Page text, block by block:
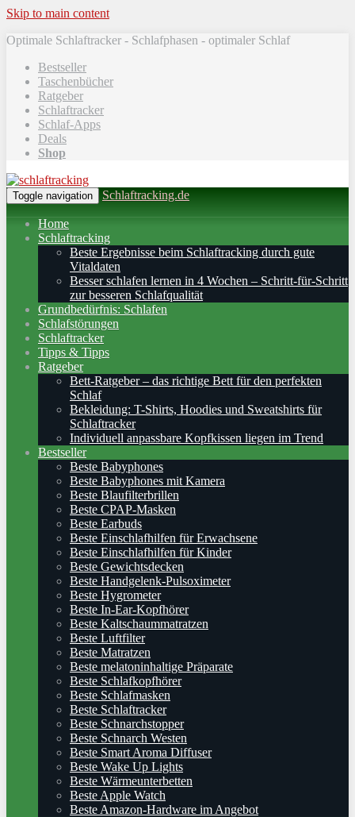
Skip to main content
Optimale Schlaftracker - Schlafphasen - optimaler Schlaf
Bestseller
Taschenbücher
Ratgeber
Schlaftracker
Schlaf-Apps
Deals
Shop
Toggle navigation Schlaftracking.de
Home
Schlaftracking
Beste Ergebnisse beim Schlaftracking durch gute
Vitaldaten
Besser schlafen lernen in 4 Wochen – Schritt‑für‑Schritt
zur besseren Schlafqualität
Grundbedürfnis: Schlafen
Schlafstörungen
Schlaftracker
Tipps & Tipps
Ratgeber
Bett-Ratgeber – das richtige Bett für den perfekten
Schlaf
Bekleidung: T-Shirts, Hoodies und Sweatshirts für
Schlaftracker
Individuell anpassbare Kopfkissen liegen im Trend
Bestseller
Beste Babyphones
Beste Babyphones mit Kamera
Beste Blaufilterbrillen
Beste CPAP-Masken
Beste Earbuds
Beste Einschlafhilfen für Erwachsene
Beste Einschlafhilfen für Kinder
Beste Gewichtsdecken
Beste Handgelenk-Pulsoximeter
Beste Hygrometer
Beste In-Ear-Kopfhörer
Beste Kaltschaummatratzen
Beste Luftfilter
Beste Matratzen
Beste melatoninhaltige Präparate
Beste Schlafkopfhörer
Beste Schlafmasken
Beste Schlaftracker
Beste Schnarchstopper
Beste Schnarch Westen
Beste Smart Aroma Diffuser
Beste Wake Up Lights
Beste Wärmeunterbetten
Beste Apple Watch
Beste Amazon-Hardware im Angebot